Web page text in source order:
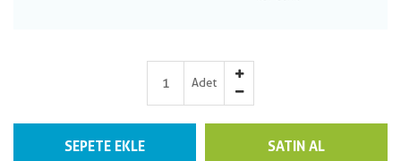
Adet
SEPETE EKLE SATIN AL